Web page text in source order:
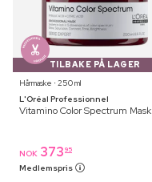
TILBAKE PÅ LAGER
Hårmaske ⋅ 250 ml
L'Oréal Professionnel
Vitamino Color Spectrum Mask
NOK 373 95
Medlemspris